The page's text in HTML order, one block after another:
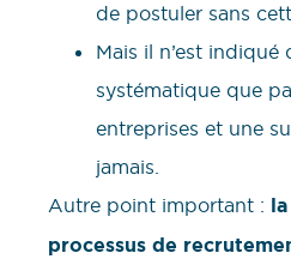
de postuler sans
Mais il n’est indiqué
systématique que
entreprises et une
jamais.
Autre point important :
processus de